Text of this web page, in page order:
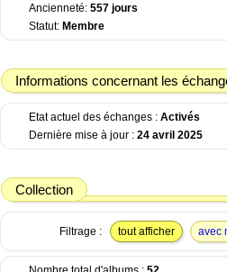
Ancienneté: 557 jours
Statut: Membre
Informations concernant les
Etat actuel des échanges : Activés
Dernière mise à jour : 24 avril 2025
Collection
Filtrage : tout afficher avec